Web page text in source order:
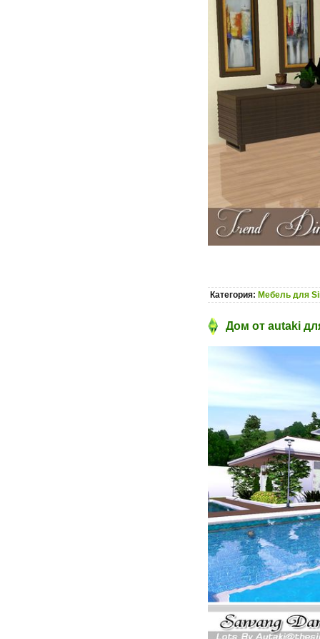
Категория: Мебель для
Дом от autaki